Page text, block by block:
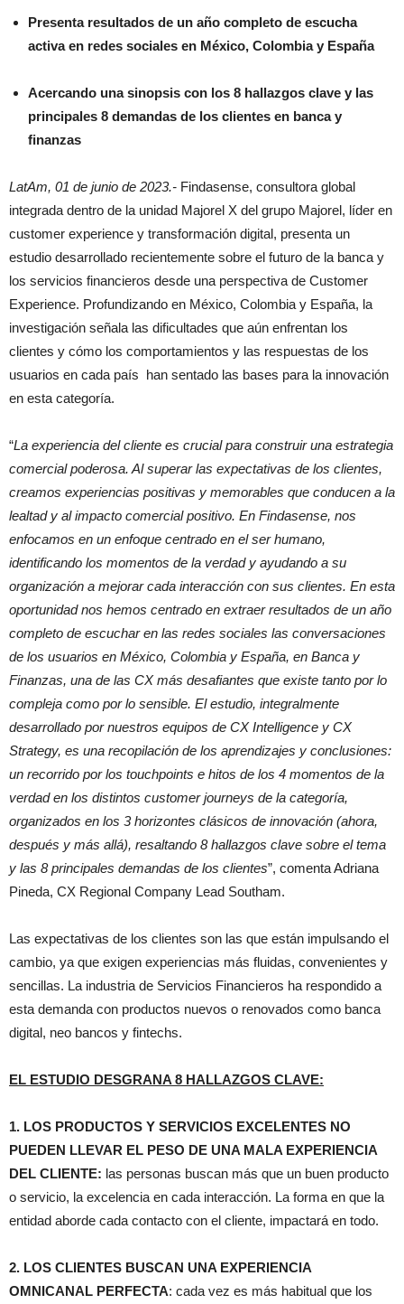
Presenta resultados de un año completo de escucha
activa en redes sociales en México, Colombia y España
Acercando una sinopsis con los 8 hallazgos clave y las
principales 8 demandas de los clientes en banca y
finanzas
LatAm, 01 de junio de 2023.- Findasense, consultora global
integrada dentro de la unidad Majorel X del grupo Majorel, líder en
customer experience y transformación digital, presenta un
estudio desarrollado recientemente sobre el futuro de la banca y
los servicios financieros desde una perspectiva de Customer
Experience. Profundizando en México, Colombia y España, la
investigación señala las dificultades que aún enfrentan los
clientes y cómo los comportamientos y las respuestas de los
usuarios en cada país han sentado las bases para la innovación
en esta categoría.
“La experiencia del cliente es crucial para construir una estrategia
comercial poderosa. Al superar las expectativas de los clientes,
creamos experiencias positivas y memorables que conducen a la
lealtad y al impacto comercial positivo. En Findasense, nos
enfocamos en un enfoque centrado en el ser humano,
identificando los momentos de la verdad y ayudando a su
organización a mejorar cada interacción con sus clientes. En esta
oportunidad nos hemos centrado en extraer resultados de un año
completo de escuchar en las redes sociales las conversaciones
de los usuarios en México, Colombia y España, en Banca y
Finanzas, una de las CX más desafiantes que existe tanto por lo
compleja como por lo sensible. El estudio, integralmente
desarrollado por nuestros equipos de CX Intelligence y CX
Strategy, es una recopilación de los aprendizajes y conclusiones:
un recorrido por los touchpoints e hitos de los 4 momentos de la
verdad en los distintos customer journeys de la categoría,
organizados en los 3 horizontes clásicos de innovación (ahora,
después y más allá), resaltando 8 hallazgos clave sobre el tema
y las 8 principales demandas de los clientes”, comenta Adriana
Pineda, CX Regional Company Lead Southam.
Las expectativas de los clientes son las que están impulsando el
cambio, ya que exigen experiencias más fluidas, convenientes y
sencillas. La industria de Servicios Financieros ha respondido a
esta demanda con productos nuevos o renovados como banca
digital, neo bancos y fintechs.
EL ESTUDIO DESGRANA 8 HALLAZGOS CLAVE:
1. LOS PRODUCTOS Y SERVICIOS EXCELENTES NO
PUEDEN LLEVAR EL PESO DE UNA MALA EXPERIENCIA
DEL CLIENTE: las personas buscan más que un buen producto
o servicio, la excelencia en cada interacción. La forma en que la
entidad aborde cada contacto con el cliente, impactará en todo.
2. LOS CLIENTES BUSCAN UNA EXPERIENCIA
OMNICANAL PERFECTA: cada vez es más habitual que los